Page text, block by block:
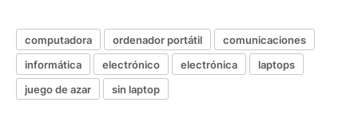
computadora ordenador portátil
comunicaciones
informática
electrónico electrónica
laptops
juego de azar
sin laptop